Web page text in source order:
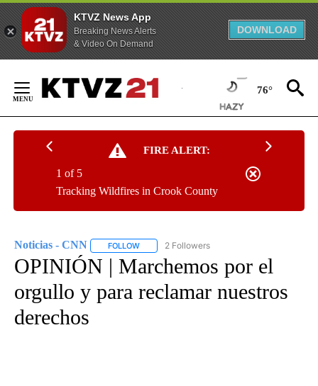
KTVZ News App
Breaking News Alerts
& Video On Demand
DOWNLOAD
Content
76°
FIRE ALERT:
Tracking Wildfires in Crook County
1 of 5
Noticias - CNN FOLLOW FOLLOW "NOTICIAS - CNN" TO RECEIVE
2 Followers
OPINIÓN | Marchemos por el
orgullo y para reclamar nuestros
derechos